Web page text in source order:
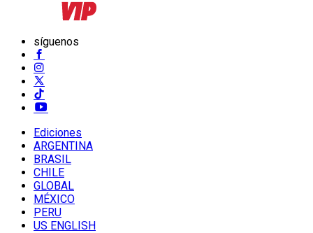
síguenos
Ediciones
ARGENTINA
BRASIL
CHILE
GLOBAL
MÉXICO
PERU
US ENGLISH